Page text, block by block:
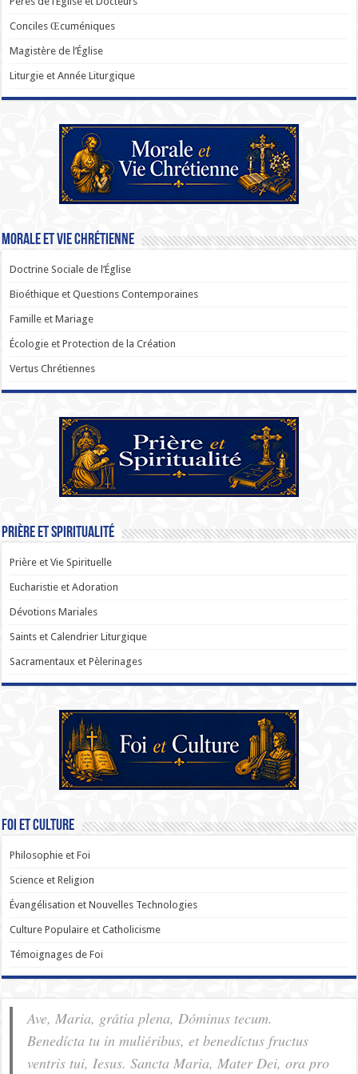
Conciles Œcuméniques
Magistère de l’Église
Liturgie et Année Liturgique
Morale et Vie Chrétienne
Doctrine Sociale de l’Église
Bioéthique et Questions Contemporaines
Famille et Mariage
Écologie et Protection de la Création
Vertus Chrétiennes
Prière et Spiritualité
Prière et Vie Spirituelle
Eucharistie et Adoration
Dévotions Mariales
Saints et Calendrier Liturgique
Sacramentaux et Pèlerinages
Foi et Culture
Philosophie et Foi
Science et Religion
Évangélisation et Nouvelles Technologies
Culture Populaire et Catholicisme
Témoignages de Foi
Ave, Maria, grátia plena, Dóminus tecum.
Benedícta tu in muliéribus, et benedíctus fructus
ventris tui, Iesus. Sancta Maria, Mater Dei, ora pro